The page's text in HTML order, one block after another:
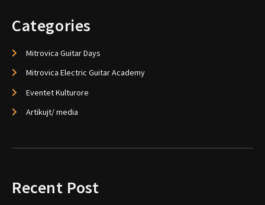
Categories
Mitrovica Guitar Days
Mitrovica Electric Guitar Academy
Eventet Kulturore
Artikujt/ media
Recent Post